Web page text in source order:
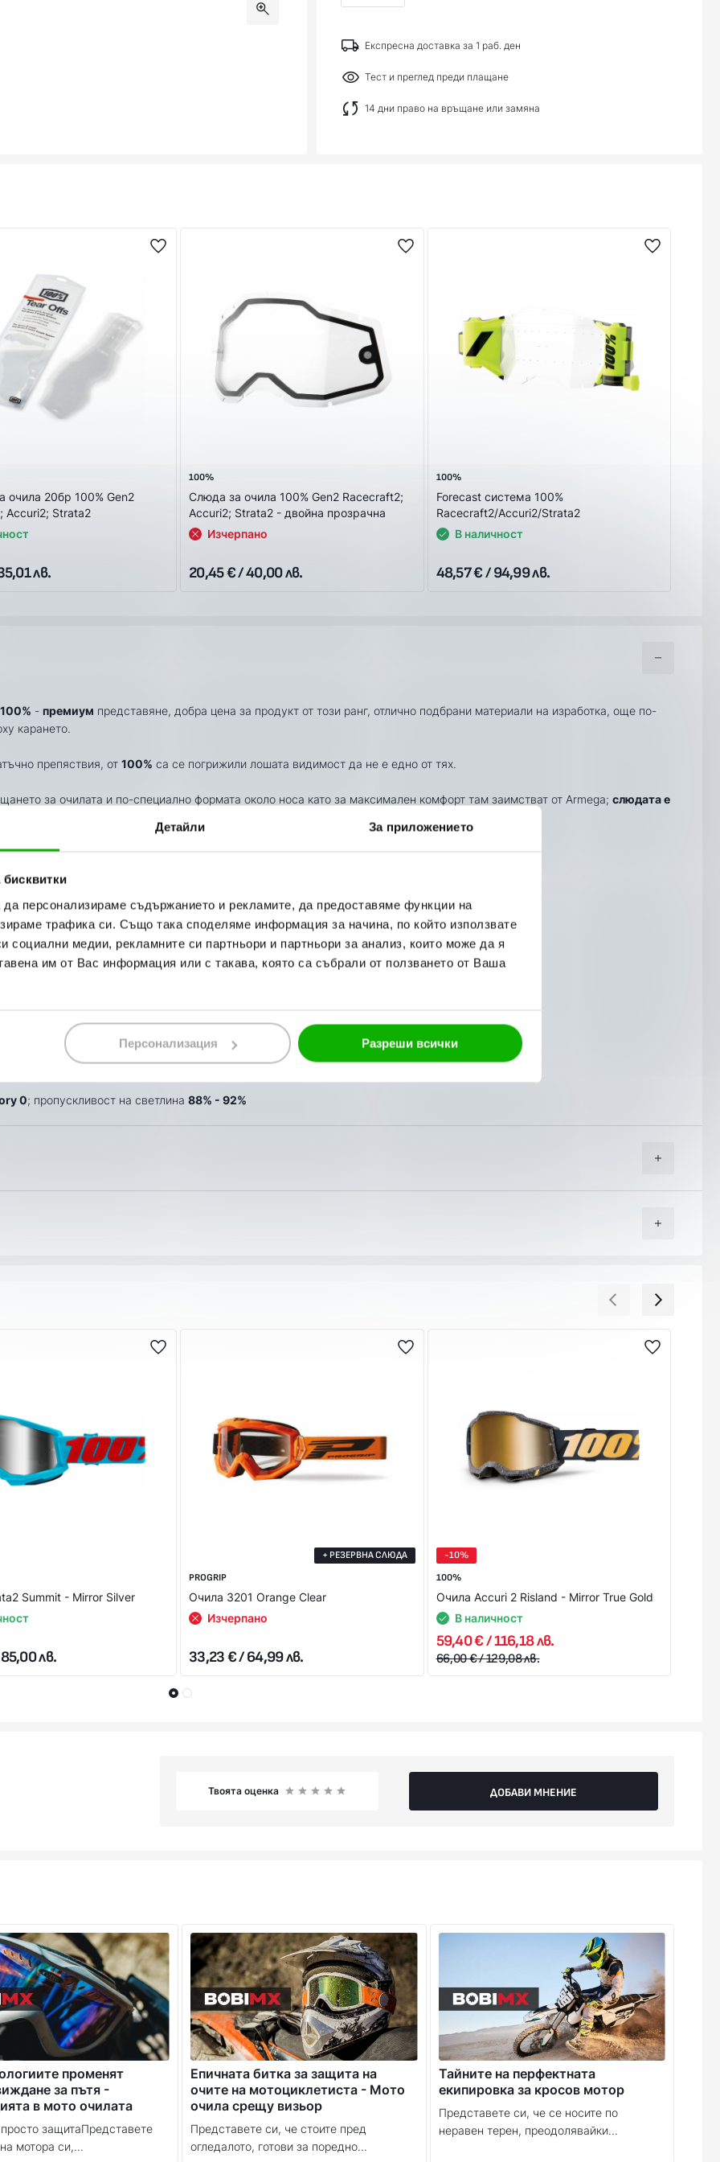
Детайли За приложението
да персонализираме съдържанието и рекламите, да предоставяме функции на
трафика си. Също така споделяме информация за начина, по който използвате
социални медии, рекламните си партньори и партньори за анализ, които може да я
им от Вас информация или с такава, която са събрали от ползването от Ваша
Персонализация Разреши всички
Експресна доставка за 1 раб. ден
Тест и преглед преди плащане
14 дни право на връщане или замяна
очила 20бр 100% Gen2
Accuri2; Strata2
лв.
100%
Слюда за очила 100% Gen2 Racecraft2;
Accuri2; Strata2 - двойна прозрачна
Изчерпано
20,45 € / 40,00 лв.
100%
Forecast система 100%
Racecraft2/Accuri2/Strata2
В наличност
48,57 € / 94,99 лв.
100% - премиум представяне, добра цена за продукт от този ранг, отлично подбрани материали на изработка, още по-
карането.
препяствия, от 100% са се погрижили лошата видимост да не е едно от тях.
за очилата и по-специално формата около носа като за максимален комфорт там заимстват от Armega; слюдата е
Generation 1, за да имате още по-добра видимост.
на надраскване, която да не се замъгли независимо условията на каране.
съща като форма слюда и флипери;
очилата ви неподвижни и на място;
за съхранение и почистване;
0; пропускливост на светлина 88% - 92%
поръчвате до ваш адрес или до офис на Еконт.
в момента на получаването му. В случай, че не Ви стане или не го харесате, можете да го откажете веднага
С НАС СПОРЕД УДОБНИЯ ЗА ВАС НАЧИН! НИЕ ЩЕ ОТГОВОРИМ НА ВСИЧКИ ВАШИ ВЪПРОСИ!
Summit - Mirror Silver
лв.
+ РЕЗЕРВНА СЛЮДА
PROGRIP
Очила 3201 Orange Clear
Изчерпано
33,23 € / 64,99 лв.
-10%
100%
Очила Accuri 2 Risland - Mirror True Gold
В наличност
59,40 € / 116,18 лв.
66,00 € / 129,08 лв.
Твоята оценка ДОБАВИ МНЕНИЕ
променят
за пътя -
в мото очилата
защитаПредставете
мотора си,...
Епичната битка за защита на
очите на мотоциклетиста - Мото
очила срещу визьор
Представете си, че стоите пред
огледалото, готови за поредно...
Тайните на перфектната
екипировка за кросов мотор
Представете си, че се носите по
неравен терен, преодолявайки...